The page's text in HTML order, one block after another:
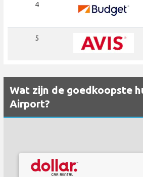
4
5
Wat zijn de goedkoopste
Airport?